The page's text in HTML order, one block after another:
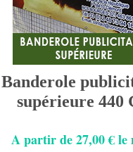
Banderole
supérieure 440
A partir de 27,00 € le